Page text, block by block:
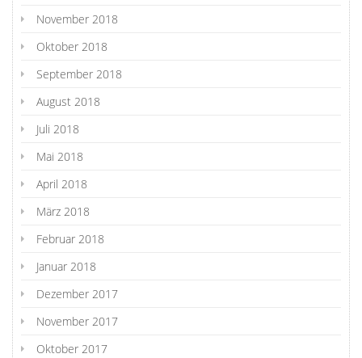
November 2018
Oktober 2018
September 2018
August 2018
Juli 2018
Mai 2018
April 2018
März 2018
Februar 2018
Januar 2018
Dezember 2017
November 2017
Oktober 2017